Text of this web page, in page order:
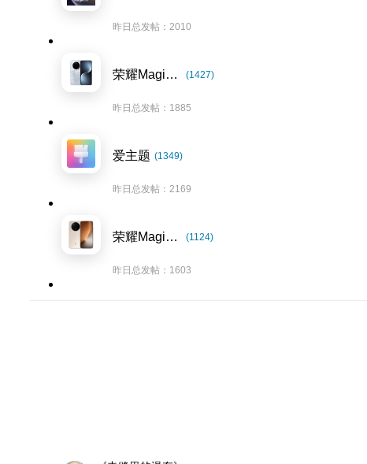
昨日总发帖：2010
荣耀Magic7系列 (1427)
昨日总发帖：1885
爱主题 (1349)
昨日总发帖：2169
荣耀Magic8系列 (1124)
昨日总发帖：1603